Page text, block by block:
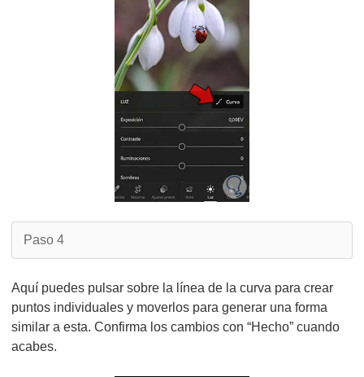
Paso 4
Aquí puedes pulsar sobre la línea de la curva para crear
puntos individuales y moverlos para generar una forma
similar a esta. Confirma los cambios con “Hecho” cuando
acabes.